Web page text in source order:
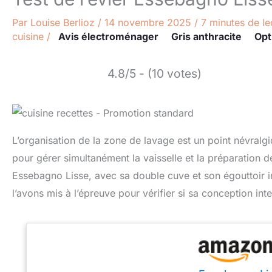
Par Louise Berlioz / 14 novembre 2025 / 7 minutes de
cuisine / Avis électroménager Gris anthracite
4.8/5 - (10 votes)
L’organisation de la zone de lavage est un point
pour gérer simultanément la vaisselle et la préparation
Essebagno Lisse, avec sa double cuve et son
l’avons mis à l’épreuve pour vérifier si sa conception